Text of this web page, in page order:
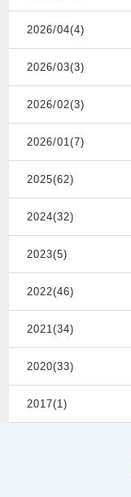
2026/04(4)
2026/03(3)
2026/02(3)
2026/01(7)
2025(62)
2024(32)
2023(5)
2022(46)
2021(34)
2020(33)
2017(1)